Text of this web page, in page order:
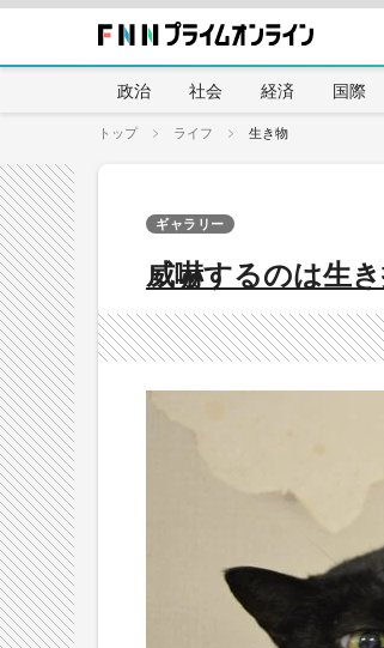
政治 社会 経済 国際
トップ ライフ 生き物
威嚇するのは生
ギャラリー